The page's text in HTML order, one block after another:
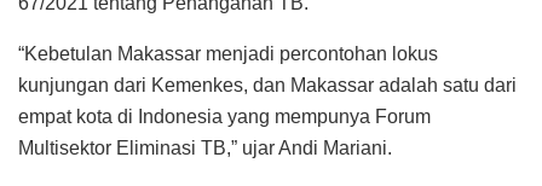
“Kebetulan Makassar menjadi percontohan lokus
kunjungan dari Kemenkes, dan Makassar adalah satu dari
empat kota di Indonesia yang mempunya Forum
Multisektor Eliminasi TB,” ujar Andi Mariani.